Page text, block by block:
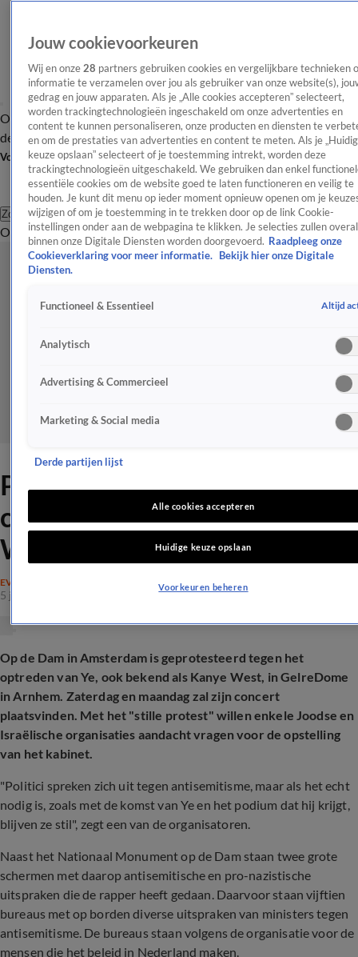
OverzichtAfleveringen Entertainment TV Algemeen
Tip
de redactieNieuwsbrief
Volg Shownieuws
Zoeken
OverzichtEntertainmentSpraakmakendRealityCrimeVideo's
Protest op de Dam tegen
concerten rapper Ye (Kanye
West)
EVENEMENTEN
5 juni 2026, 15:30
Op de Dam in Amsterdam is geprotesteerd tegen het
optreden van Ye, ook bekend als Kanye West, in GelreDome
in Arnhem. Zaterdag en maandag zal zijn concert
plaatsvinden. Met het "stille protest" willen enkele Joodse en
Israëlische organisaties aandacht vragen voor de opstelling
van het kabinet.
"Politici spreken zich uit tegen antisemitisme, maar als het echt
nodig is, zoals met de komst van Ye en het podium dat hij krijgt,
blijven ze stil", zegt een van de organisatoren.
Naast het Nationaal Monument op de Dam staan twee grote
schermen met daarop antisemitische en pro-nazistische
uitspraken die de rapper heeft gedaan. Daarvoor staan vijftien
bureaus met op borden diverse uitspraken van ministers tegen
antisemitisme. De bureaus staan volgens de organisatie voor de
mensen die het beleid in Nederland maken.
Jouw cookievoorkeuren
Wij en onze 28 partners gebruiken cookies en vergelijkbare technieken
informatie te verzamelen over jou als gebruiker van onze website(s),
gedrag en jouw apparaten. Als je „Alle cookies accepteren” selecteert,
worden trackingtechnologieën ingeschakeld om onze advertenties en
content te kunnen personaliseren, onze producten en diensten te
en om de prestaties van advertenties en content te meten. Als je
keuze opslaan” selecteert of je toestemming intrekt, worden deze
trackingtechnologieën uitgeschakeld. We gebruiken dan enkel
essentiële cookies om de website goed te laten functioneren en veilig te
houden. Je kunt dit menu op ieder moment opnieuw openen om je
wijzigen of om je toestemming in te trekken door op de link Cookie-
instellingen onder aan de webpagina te klikken. Je selecties zullen overal
binnen onze Digitale Diensten worden doorgevoerd. Raadpleeg onze
Cookieverklaring voor meer informatie.
Bekijk hier onze Digitale
Diensten.
Functioneel & Essentieel Altijd
Analytisch
Advertising & Commercieel
Marketing & Social media
Derde partijen lijst
Alle cookies accepteren
Huidige keuze opslaan
Voorkeuren beheren